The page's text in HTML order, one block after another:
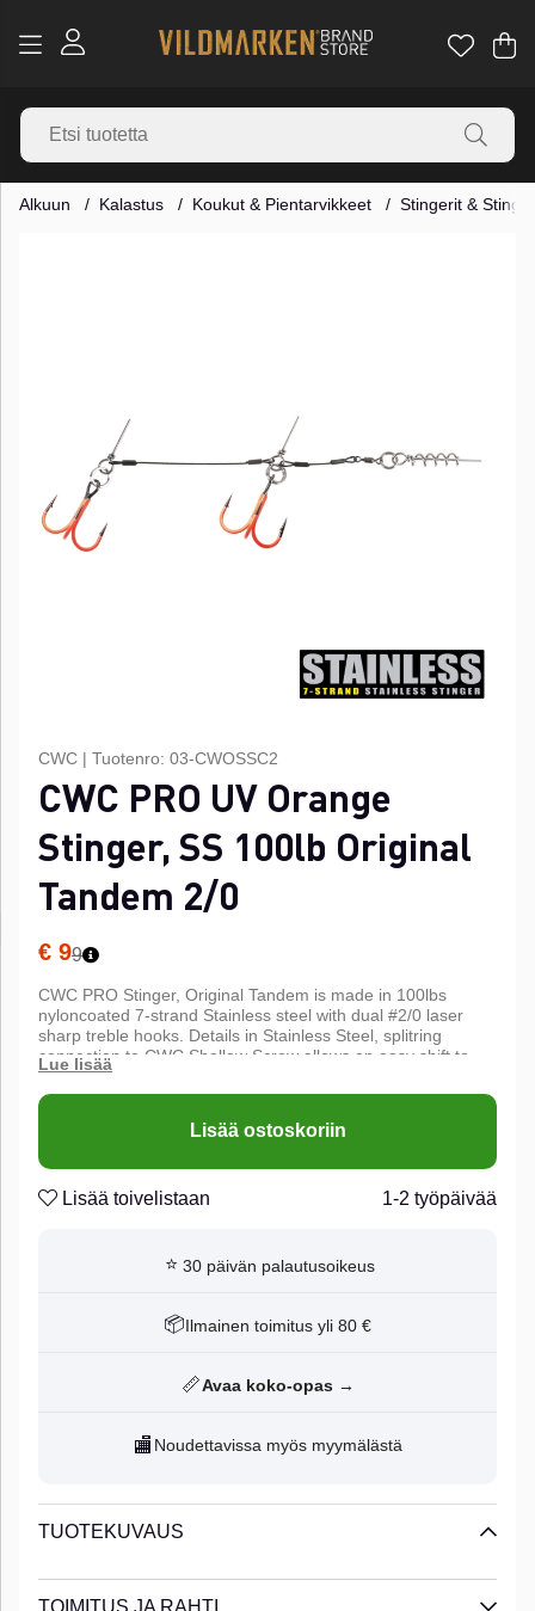
.
Alkuun Kalastus Koukut & Pientarvikkeet Stingerit &
CWC | Tuotenro: 03-CWOSSC2
CWC PRO UV Orange
Stinger, SS 100lb Original
Tandem 2/0
€ 99
CWC PRO Stinger, Original Tandem is made in 100lbs
nyloncoated 7-strand Stainless steel with dual #2/0 laser
sharp treble hooks. Details in Stainless Steel, splitring
connection to CWC Shallow Screw allows an easy shift to
BFT Flexhead Pike. Developed and designed for Original
Pig Shad 23cm. 1 pcs.
Lisää ostoskoriin
Lisää toivelistaan 1-2 työpäivää
⭐ 30 päivän palautusoikeus
📦 Ilmainen toimitus yli 80 €
📏Avaa koko-opas →
🏬 Noudettavissa myös myymälästä
TUOTEKUVAUS
TOIMITUS JA RAHTI